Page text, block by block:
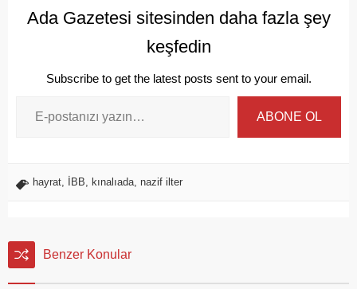
Ada Gazetesi sitesinden daha fazla şey
keşfedin
Subscribe to get the latest posts sent to your email.
ABONE OL
hayrat İBB kınalıada nazif ilter
Benzer Konular